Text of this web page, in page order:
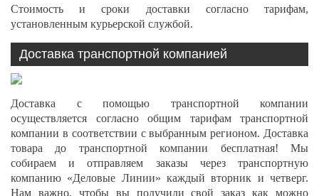
Стоимость и сроки доставки согласно тарифам,
установленным курьерской службой.
Доставка транспортной компанией
Доставка с помощью транспортной компании
осуществляется согласно общим тарифам транспортной
компании в соответствии с выбранным регионом. Доставка
товара до транспортной компании бесплатная! Мы
собираем и отправляем заказы через транспортную
компанию «Деловые Линии» каждый вторник и четверг.
Нам важно, чтобы вы получили свой заказ как можно